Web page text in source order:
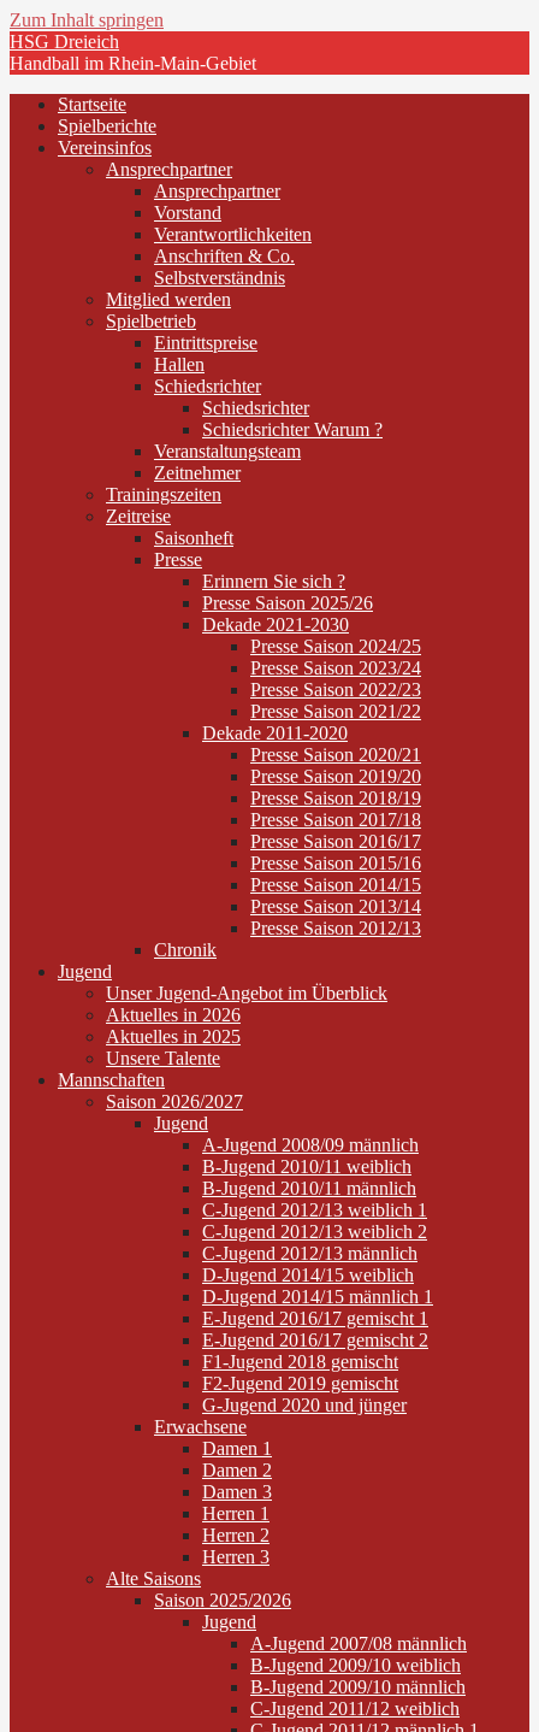
Zum Inhalt springen
HSG Dreieich
Handball im Rhein-Main-Gebiet
Startseite
Spielberichte
Vereinsinfos
Ansprechpartner
Ansprechpartner
Vorstand
Verantwortlichkeiten
Anschriften & Co.
Selbstverständnis
Mitglied werden
Spielbetrieb
Eintrittspreise
Hallen
Schiedsrichter
Schiedsrichter
Schiedsrichter Warum ?
Veranstaltungsteam
Zeitnehmer
Trainingszeiten
Zeitreise
Saisonheft
Presse
Erinnern Sie sich ?
Presse Saison 2025/26
Dekade 2021-2030
Presse Saison 2024/25
Presse Saison 2023/24
Presse Saison 2022/23
Presse Saison 2021/22
Dekade 2011-2020
Presse Saison 2020/21
Presse Saison 2019/20
Presse Saison 2018/19
Presse Saison 2017/18
Presse Saison 2016/17
Presse Saison 2015/16
Presse Saison 2014/15
Presse Saison 2013/14
Presse Saison 2012/13
Chronik
Jugend
Unser Jugend-Angebot im Überblick
Aktuelles in 2026
Aktuelles in 2025
Unsere Talente
Mannschaften
Saison 2026/2027
Jugend
A-Jugend 2008/09 männlich
B-Jugend 2010/11 weiblich
B-Jugend 2010/11 männlich
C-Jugend 2012/13 weiblich 1
C-Jugend 2012/13 weiblich 2
C-Jugend 2012/13 männlich
D-Jugend 2014/15 weiblich
D-Jugend 2014/15 männlich 1
E-Jugend 2016/17 gemischt 1
E-Jugend 2016/17 gemischt 2
F1-Jugend 2018 gemischt
F2-Jugend 2019 gemischt
G-Jugend 2020 und jünger
Erwachsene
Damen 1
Damen 2
Damen 3
Herren 1
Herren 2
Herren 3
Alte Saisons
Saison 2025/2026
Jugend
A-Jugend 2007/08 männlich
B-Jugend 2009/10 weiblich
B-Jugend 2009/10 männlich
C-Jugend 2011/12 weiblich